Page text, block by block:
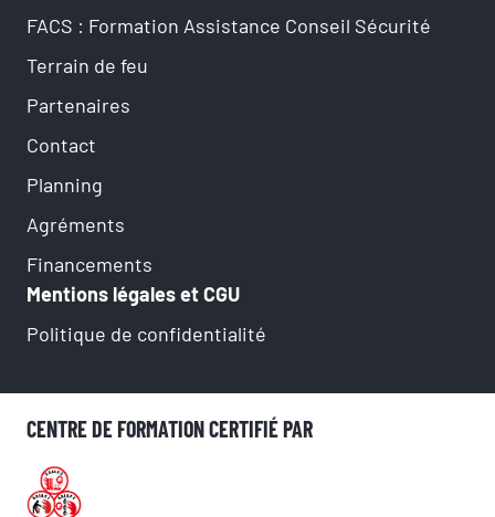
FACS : Formation Assistance Conseil Sécurité
Terrain de feu
Partenaires
Contact
Planning
Agréments
Financements
Mentions légales et CGU
Politique de confidentialité
CENTRE DE FORMATION CERTIFIÉ PAR